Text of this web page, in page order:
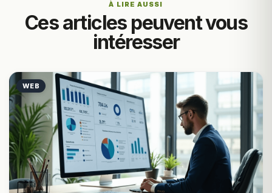
À LIRE AUSSI
Ces articles peuvent vous
intéresser
WEB